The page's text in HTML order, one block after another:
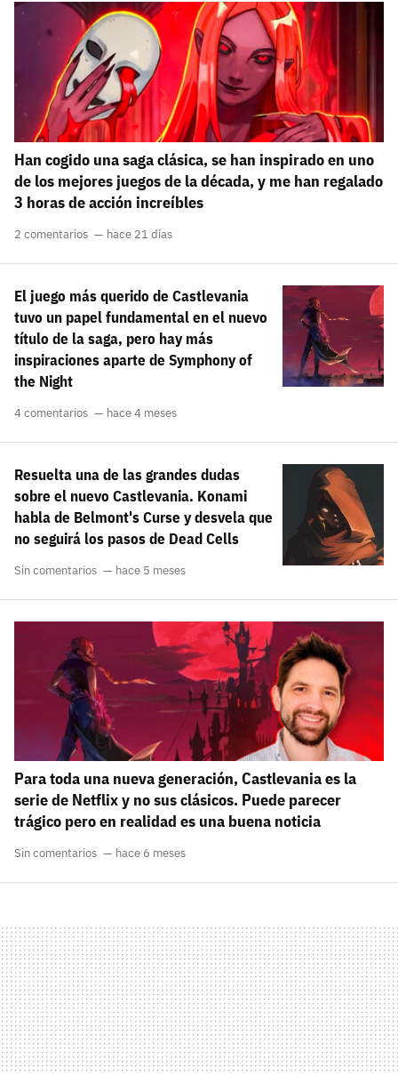
Han cogido una saga clásica, se han inspirado en uno
de los mejores juegos de la década, y me han regalado
3 horas de acción increíbles
2 comentarios hace 21 días
El juego más querido de Castlevania
tuvo un papel fundamental en el nuevo
título de la saga, pero hay más
inspiraciones aparte de Symphony of
the Night
4 comentarios hace 4 meses
Resuelta una de las grandes dudas
sobre el nuevo Castlevania. Konami
habla de Belmont's Curse y desvela que
no seguirá los pasos de Dead Cells
Sin comentarios hace 5 meses
Para toda una nueva generación, Castlevania es la
serie de Netflix y no sus clásicos. Puede parecer
trágico pero en realidad es una buena noticia
Sin comentarios hace 6 meses
¿Todavía no tienes cuenta?
Regístrate gratis
El inicio de sesión con Facebook ya no está
disponible, pero puedes seguir usando tu cuenta
de 3DJuegos:
Recupera tu acceso con Facebook
carácter inicial), pero no mayúsculas, espacios, tildes
o caracteres especiales.
He leído y acepto la politica de privacidad y
de participación
Registrarse en 3DJuegos
Entra con Google
¿Ya tienes cuenta?
Entra en 3DJuegos